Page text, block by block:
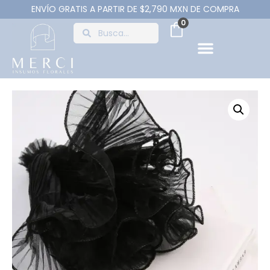
ENVÍO GRATIS A PARTIR DE $2,790 MXN DE COMPRA
0